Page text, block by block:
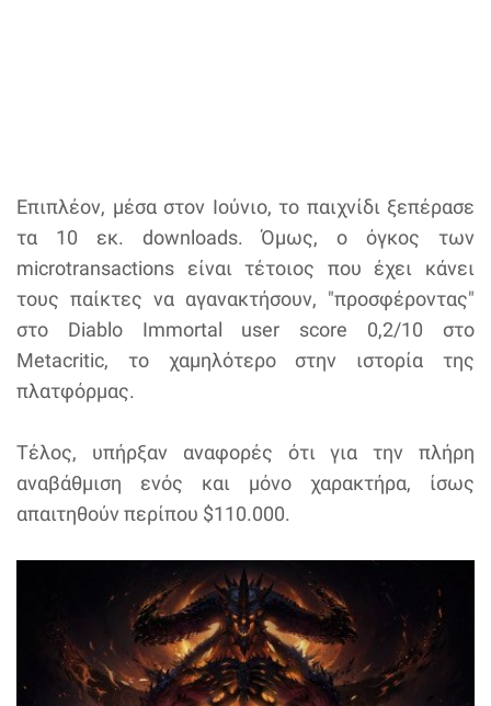
Επιπλέον, μέσα στον Ιούνιο, το παιχνίδι ξεπέρασε
τα 10 εκ. downloads. Όμως, ο όγκος των
microtransactions είναι τέτοιος που έχει κάνει
τους παίκτες να αγανακτήσουν, "προσφέροντας"
στο Diablo Immortal user score 0,2/10 στο
Metacritic, το χαμηλότερο στην ιστορία της
πλατφόρμας.
Τέλος, υπήρξαν αναφορές ότι για την πλήρη
αναβάθμιση ενός και μόνο χαρακτήρα, ίσως
απαιτηθούν περίπου $110.000.